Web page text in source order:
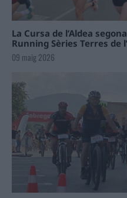
La Cursa de l’Aldea
Running Sèries Terres de
09 maig 2026